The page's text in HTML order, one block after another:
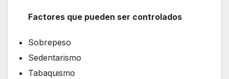
Factores que pueden ser controlados
Sobrepeso
Sedentarismo
Tabaquismo